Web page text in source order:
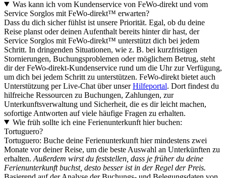
Was kann ich vom Kundenservice von FeWo-direkt und vom
Service Sorglos mit FeWo-direkt™ erwarten?
Dass du dich sicher fühlst ist unsere Priorität. Egal, ob du deine
Reise planst oder deinen Aufenthalt bereits hinter dir hast, der
Service Sorglos mit FeWo-direkt™ unterstützt dich bei jedem
Schritt. In dringenden Situationen, wie z. B. bei kurzfristigen
Stornierungen, Buchungsproblemen oder möglichem Betrug, steht
dir der FeWo-direkt-Kundenservice rund um die Uhr zur Verfügung,
um dich bei jedem Schritt zu unterstützen. FeWo-direkt bietet auch
Unterstützung per Live-Chat über unserHilfeportal. Dort findest du
hilfreiche Ressourcen zu Buchungen, Zahlungen, zur
Unterkunftsverwaltung und Sicherheit, die es dir leicht machen,
sofortige Antworten auf viele häufige Fragen zu erhalten.
Wie früh sollte ich eine Ferienunterkunft hier buchen:
Tortuguero?
Tortuguero: Buche deine Ferienunterkunft hier mindestens zwei
Monate vor deiner Reise, um die beste Auswahl an Unterkünften zu
erhalten. Außerdem wirst du feststellen, dass je früher du deine
Ferienunterkunft buchst, desto besser ist in der Regel der Preis.